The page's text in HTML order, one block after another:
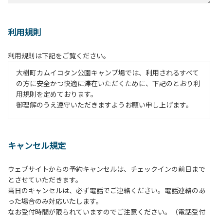
利用規則
利用規則は下記をご覧ください。
大樹町カムイコタン公園キャンプ場では、利用されるすべて
の方に安全かつ快適に滞在いただくために、下記のとおり利
用規則を定めております。
御理解のうえ遵守いただきますようお願い申し上げます。
２、中学生以下だけでの利用はできません。高校生以上の方
３、テントサイト（多目的広場を含む。）の使用は、事前に
予約いただいた方のみで、連泊の方を除き、正午からです。
基本的に、テント1張りにつき1区画の予約をお願いします。
管理棟にてチェックインの手続きを行ってください。午後3
時前にお越しの方は、午後3時になりましたら管理棟にて手
キャンセル規定
ウェブサイトからの予約キャンセルは、チェックインの前日まで
とさせていただきます。
当日のキャンセルは、必ず電話でご連絡ください。電話連絡のあ
った場合のみ対応いたします。
なお受付時間が限られていますのでご注意ください。（電話受付